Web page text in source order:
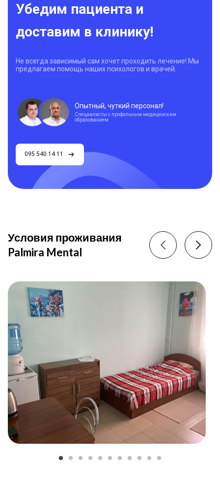
Убедим пациента и
доставим в клинику!
Не всегда зависимый сам хочет проходить лечение! Мы
предлагаем помощь наших психологов и врачей.
Опытный, чуткий персонал!
Специалисты с профильным медицинским
образованием
095 540 14 11
Условия проживания
Palmira Mental